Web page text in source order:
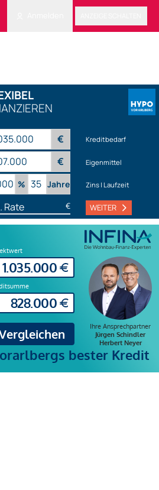
€ Kreditbedarf
€ Eigenmittel
% Jahre Zins | Laufzeit
Rate € WEITER